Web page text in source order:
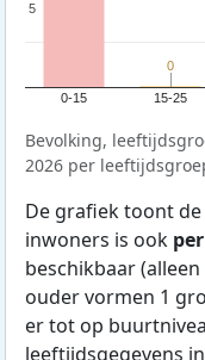
0-15 15-25
5
5
0
0
Bevolking,
2026 per
De grafiek toont
inwoners is ook
beschikbaar
ouder vormen 1
er tot op
leeftijdsgegevens